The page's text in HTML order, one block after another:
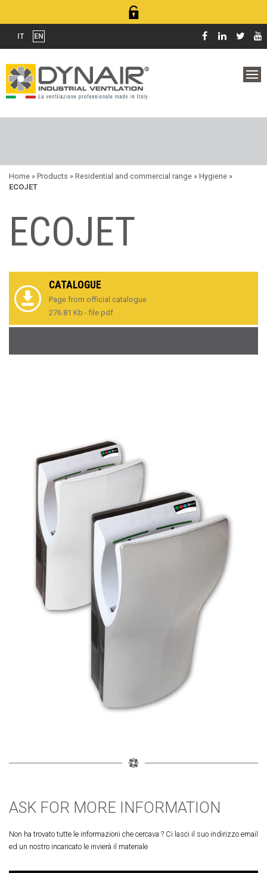
IT EN
Home » Products » Residential and commercial range » Hygiene »
ECOJET
ECOJET
CATALOGUE
Page from official catalogue
276.81 Kb - file pdf
ASK FOR MORE INFORMATION
Non ha trovato tutte le informazioni che cercava ? Ci lasci il suo indirizzo email
ed un nostro incaricato le invierà il materiale